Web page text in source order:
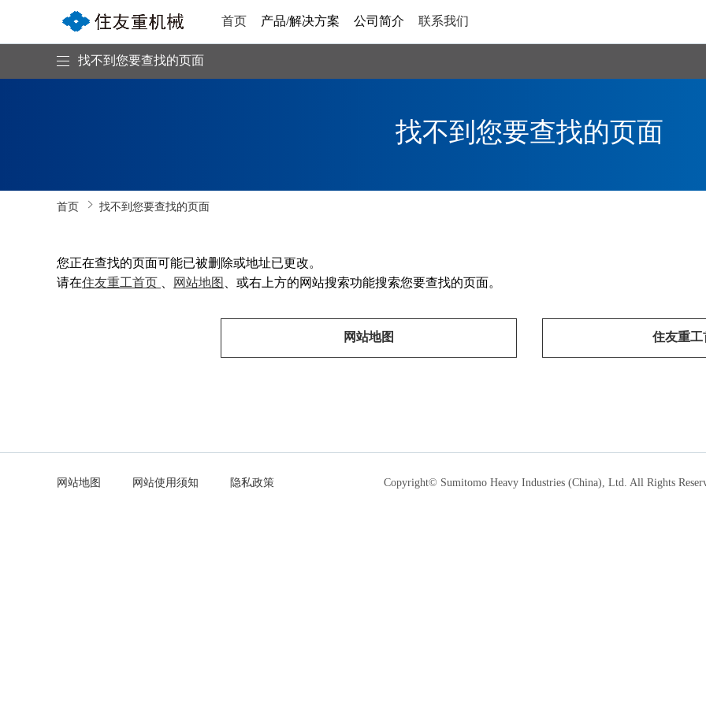
首页 产品/解决方案 公司简介 联系我们
找不到您要查找的页面
找不到您要查找的页面
首页 找不到您要查找的页面
您正在查找的页面可能已被删除或地址已更改。
请在住友重工首页 、 网站地图 、或右上方的网站搜索功能搜索您要查找的页面。
网站地图 住友重工
网站地图 网站使用须知 隐私政策 Copyright© Sumitomo Heavy Industries (China), Ltd. All Rights